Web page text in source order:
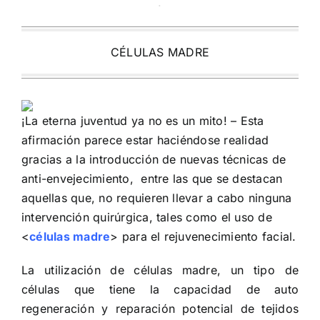
CÉLULAS MADRE
¡La eterna juventud ya no es un mito! – Esta
afirmación parece estar haciéndose realidad
gracias a la introducción de nuevas técnicas de
anti-envejecimiento, entre las que se destacan
aquellas que, no requieren llevar a cabo ninguna
intervención quirúrgica, tales como el uso de
<células madre> para el rejuvenecimiento facial.
La utilización de células madre, un tipo de
células que tiene la capacidad de auto
regeneración y reparación potencial de tejidos